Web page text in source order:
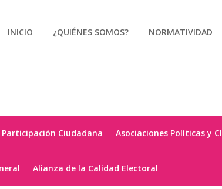
INICIO ¿QUIÉNES SOMOS? NORMATIVIDAD
Participación Ciudadana Asociaciones Políticas y CI
Alianza de la Calidad Electoral